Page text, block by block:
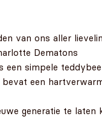
van ons aller
Dematons
een simpele
een
generatie te